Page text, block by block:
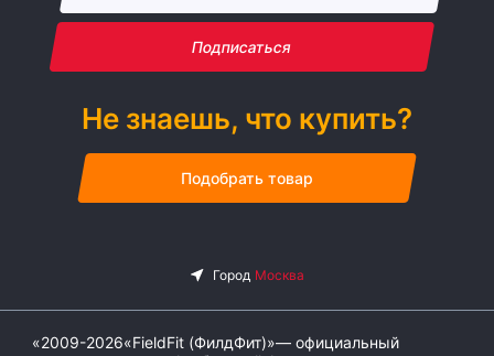
Подписаться
Не знаешь, что купить?
Подобрать товар
«2009-2026«FieldFit (ФилдФит)»— официальный